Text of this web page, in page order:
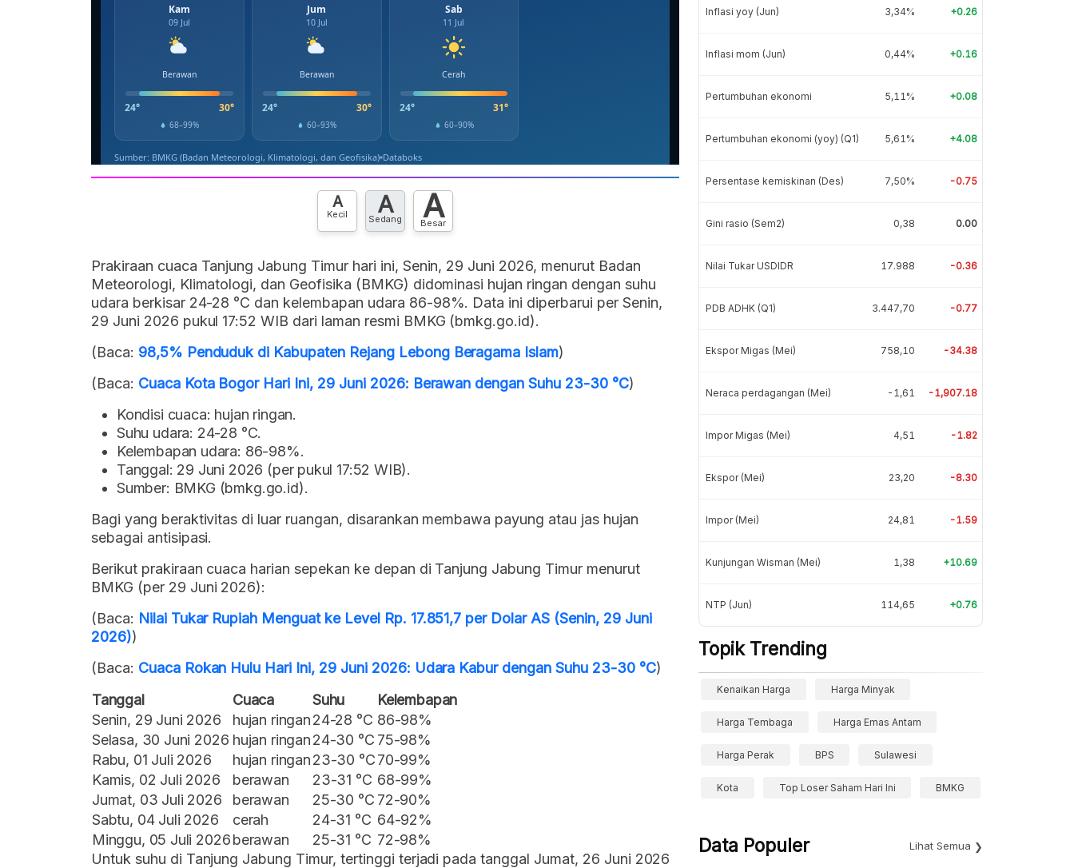
A
Kecil A
Sedang A
Besar
Prakiraan cuaca Tanjung Jabung Timur hari ini, Senin, 29 Juni 2026, menurut Badan
Meteorologi, Klimatologi, dan Geofisika (BMKG) didominasi hujan ringan dengan suhu
udara berkisar 24-28 °C dan kelembapan udara 86-98%. Data ini diperbarui per Senin,
29 Juni 2026 pukul 17:52 WIB dari laman resmi BMKG (bmkg.go.id).
(Baca: 98,5% Penduduk di Kabupaten Rejang Lebong Beragama Islam)
(Baca: Cuaca Kota Bogor Hari Ini, 29 Juni 2026: Berawan dengan Suhu 23-30 °C)
Kondisi cuaca: hujan ringan.
Suhu udara: 24-28 °C.
Kelembapan udara: 86-98%.
Tanggal: 29 Juni 2026 (per pukul 17:52 WIB).
Sumber: BMKG (bmkg.go.id).
Bagi yang beraktivitas di luar ruangan, disarankan membawa payung atau jas hujan
sebagai antisipasi.
Berikut prakiraan cuaca harian sepekan ke depan di Tanjung Jabung Timur menurut
BMKG (per 29 Juni 2026):
(Baca: Nilai Tukar Rupiah Menguat ke Level Rp. 17.851,7 per Dolar AS (Senin, 29 Juni
2026))
(Baca: Cuaca Rokan Hulu Hari Ini, 29 Juni 2026: Udara Kabur dengan Suhu 23-30 °C)
Tanggal
Cuaca Suhu
Kelembapan
Senin, 29 Juni 2026
hujan ringan24-28 °C 86-98%
Selasa, 30 Juni 2026 hujan ringan24-30 °C 75-98%
Rabu, 01 Juli 2026
hujan ringan23-30 °C70-99%
Kamis, 02 Juli 2026
berawan 23-31 °C 68-99%
Jumat, 03 Juli 2026
berawan 25-30 °C 72-90%
Sabtu, 04 Juli 2026
cerah 24-31 °C 64-92%
Minggu, 05 Juli 2026berawan 25-31 °C 72-98%
Untuk suhu di Tanjung Jabung Timur, tertinggi terjadi pada tanggal Jumat, 26 Juni 2026
Inflasi yoy (Jun) 3,34% +0.26
Inflasi mom (Jun) 0,44% +0.16
Pertumbuhan ekonomi 5,11% +0.08
Pertumbuhan ekonomi (yoy) (Q1) 5,61% +4.08
Persentase kemiskinan (Des) 7,50% -0.75
Gini rasio (Sem2) 0,38 0.00
Nilai Tukar USDIDR 17.988 -0.36
PDB ADHK (Q1) 3.447,70 -0.77
Ekspor Migas (Mei) 758,10 -34.38
Neraca perdagangan (Mei) -1,61 -1,907.18
Impor Migas (Mei) 4,51 -1.82
Ekspor (Mei) 23,20 -8.30
Impor (Mei) 24,81 -1.59
Kunjungan Wisman (Mei) 1,38 +10.69
NTP (Jun) 114,65 +0.76
Topik Trending
Kenaikan Harga Harga Minyak
Harga Tembaga Harga Emas Antam
Harga Perak BPS Sulawesi
Kota Top Loser Saham Hari Ini BMKG
Data Populer Lihat Semua